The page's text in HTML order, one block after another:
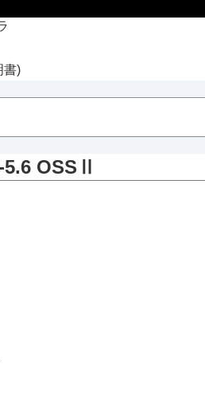
書)
的なアイコン
イコン
F3.5-5.6 OSSⅡ
5.6 OSSⅡ